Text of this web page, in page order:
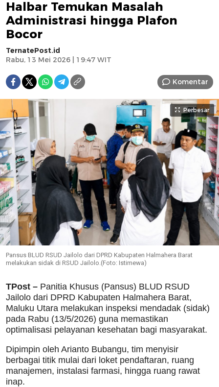
Halbar Temukan Masalah
Administrasi hingga Plafon
Bocor
TernatePost.id
Rabu, 13 Mei 2026 | 19:47 WIT
Komentar
Perbesar
Pansus BLUD RSUD Jailolo dari DPRD Kabupaten Halmahera Barat
melakukan sidak di RSUD Jailolo.(Foto: Istimewa)
TPost – Panitia Khusus (Pansus) BLUD RSUD
Jailolo dari DPRD Kabupaten Halmahera Barat,
Maluku Utara melakukan inspeksi mendadak (sidak)
pada Rabu (13/5/2026) guna memastikan
optimalisasi pelayanan kesehatan bagi masyarakat.
Dipimpin oleh Arianto Bubangu, tim menyisir
berbagai titik mulai dari loket pendaftaran, ruang
manajemen, instalasi farmasi, hingga ruang rawat
inap.